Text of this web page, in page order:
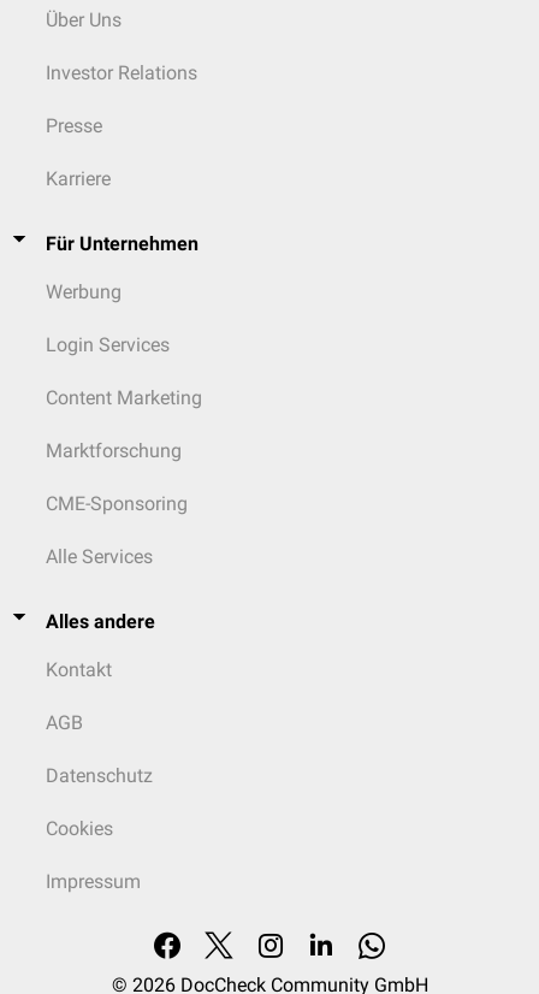
Über Uns
Investor Relations
Presse
Karriere
Für Unternehmen
Werbung
Login Services
Content Marketing
Marktforschung
CME-Sponsoring
Alle Services
Alles andere
Kontakt
AGB
Datenschutz
Cookies
Impressum
© 2026 DocCheck Community GmbH